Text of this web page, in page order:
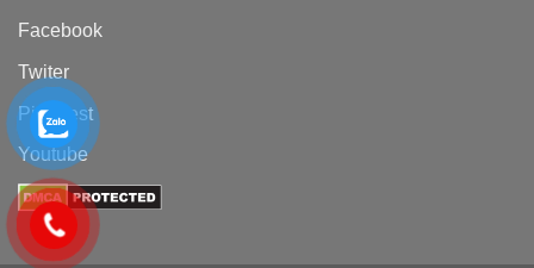
Facebook
Twiter
Pinterest
Youtube